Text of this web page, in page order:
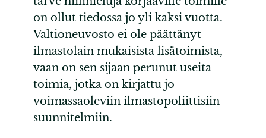
on ollut tiedossa jo yli kaksi vuotta.
Valtioneuvosto ei ole päättänyt
ilmastolain mukaisista lisätoimista,
vaan on sen sijaan perunut useita
toimia, jotka on kirjattu jo
voimassaoleviin ilmastopoliittisiin
suunnitelmiin.